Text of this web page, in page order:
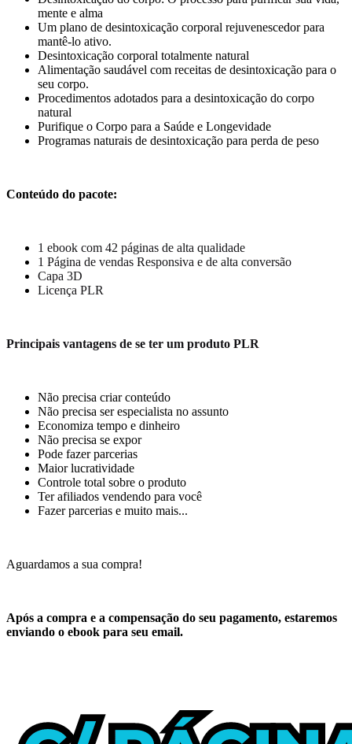
mente e alma
Um plano de desintoxicação corporal rejuvenescedor para
mantê-lo ativo.
Desintoxicação corporal totalmente natural
Alimentação saudável com receitas de desintoxicação para o
seu corpo.
Procedimentos adotados para a desintoxicação do corpo
natural
Purifique o Corpo para a Saúde e Longevidade
Programas naturais de desintoxicação para perda de peso
Conteúdo do pacote:
1 ebook com 42 páginas de alta qualidade
1 Página de vendas Responsiva e de alta conversão
Capa 3D
Licença PLR
Principais vantagens de se ter um produto PLR
Não precisa criar conteúdo
Não precisa ser especialista no assunto
Economiza tempo e dinheiro
Não precisa se expor
Pode fazer parcerias
Maior lucratividade
Controle total sobre o produto
Ter afiliados vendendo para você
Fazer parcerias e muito mais...
Aguardamos a sua compra!
Após a compra e a compensação do seu pagamento, estaremos
enviando o ebook para seu email.